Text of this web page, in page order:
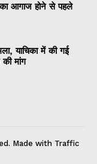
आगाज होने से पहले
याचिका में की गई
मांग
Made with Traffic